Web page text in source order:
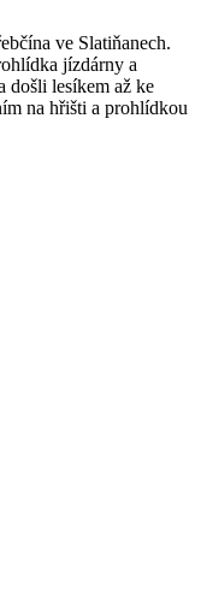
ve Slatiňanech.
jízdárny a
došli lesíkem až ke
na hřišti a prohlídkou